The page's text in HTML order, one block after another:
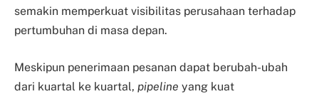
semakin memperkuat visibilitas perusahaan terhadap
pertumbuhan di masa depan.
Meskipun penerimaan pesanan dapat berubah-ubah
dari kuartal ke kuartal, pipeline yang kuat